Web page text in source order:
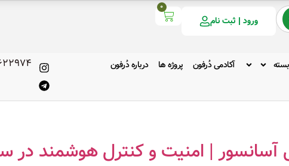
ورود | ثبت نام
0
آکادمی دُرفون پروژه ها
درباره‌ دُرفون
| امنیت و کنترل هوشمند در